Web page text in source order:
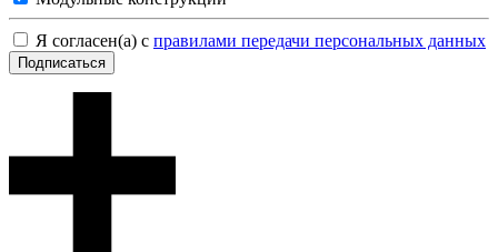
Я согласен(а) с правилами передачи персональных данных
Подписаться